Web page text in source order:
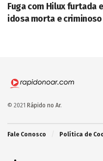
Fuga com Hilux furtada
idosa morta e
© 2021 Rápido no Ar.
Fale Conosco Política de